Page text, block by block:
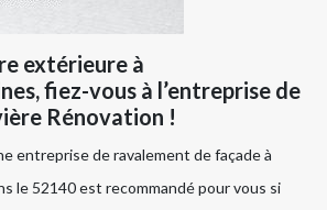
extérieure à
fiez-vous à l’entreprise de
Rénovation !
entreprise de ravalement de façade à
le 52140 est recommandé pour vous si